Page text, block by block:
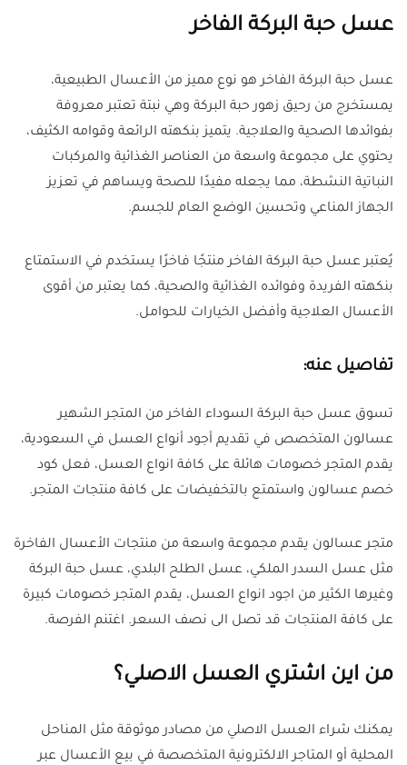
عسل حبة البركة الفاخر
عسل حبة البركة الفاخر هو نوع مميز من الأعسال الطبيعية،
يمستخرج من رحيق زهور حبة البركة وهي نبتة تعتبر معروفة
بفوائدها الصحية والعلاجية. يتميز بنكهته الرائعة وقوامه الكثيف،
يحتوي على مجموعة واسعة من العناصر الغذائية والمركبات
النباتية النشطة، مما يجعله مفيدًا للصحة ويساهم في تعزيز
الجهاز المناعي وتحسين الوضع العام للجسم.
يُعتبر عسل حبة البركة الفاخر منتجًا فاخرًا يستخدم في الاستمتاع
بنكهته الفريدة وفوائده الغذائية والصحية، كما يعتبر من أقوى
الأعسال العلاجية وأفضل الخيارات للحوامل.
تفاصيل عنه:
تسوق عسل حبة البركة السوداء الفاخر من المتجر الشهير
عسالون المتخصص في تقديم أجود أنواع العسل في السعودية،
يقدم المتجر خصومات هائلة على كافة انواع العسل، فعل كود
خصم عسالون واستمتع بالتخفيضات على كافة منتجات المتجر.
متجر عسالون يقدم مجموعة واسعة من منتجات الأعسال الفاخرة
مثل عسل السدر الملكي، عسل الطلح البلدي، عسل حبة البركة
وغيرها الكثير من اجود انواع العسل، يقدم المتجر خصومات كبيرة
على كافة المنتجات قد تصل الى نصف السعر. اغتنم الفرصة.
من اين اشتري العسل الاصلي؟
يمكنك شراء العسل الاصلي من مصادر موثوقة مثل المناحل
المحلية أو المتاجر الالكترونية المتخصصة في بيع الأعسال عبر